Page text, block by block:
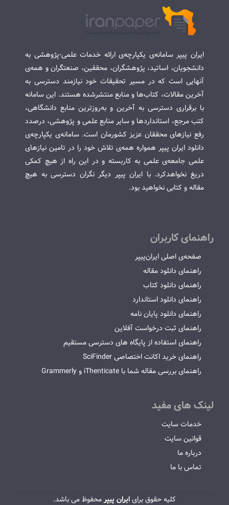
ایران پیپر سامانه‌ی یکپارچه‌ی ارائه خدمات علمی-پژوهشی به
دانشجویان، اساتید، پژوهشگران، محققین، صنعتگران و همه‌ی
آنهایی است که در مسیر تحقیقات خود نیازمند دسترسی به
آخرین مقالات، کتاب‌ها و منابع منتشرشده هستند. این سامانه
با برقراری دسترسی به آخرین و به‌روزترین منابع دانشگاهی،
کتب مرجع، استانداردها و سایر منابع علمی و پژوهشی، درصدد
رفع نیازهای محققان عزیز کشورمان است. سامانه‌ی یکپارچه‌ی
دانلود ایران پیپر همواره همه‌ی تلاش خود را در تامین نیازهای
علمی جامعه‌ی علمی به کاربسته و در این راه از هیچ کمکی
دریغ نخواهدکرد. با ایران پیپر دیگر نگران دسترسی به هیچ
مقاله و کتابی نخواهید بود.
راهنمای کاربران
صفحه‌ی اصلی ایران‌پیپر
راهنمای دانلود مقاله
راهنمای دانلود کتاب
راهنمای دانلود استاندارد
راهنمای دانلود پایان نامه
راهنمای ثبت درخواست آفلاین
راهنمای استفاده از پایگاه های دسترسی مستقیم
راهنمای خرید اکانت اختصاصی SciFinder
راهنمای بررسی مقاله شما با iThenticate و Grammerly
لینک های مفید
خدمات سایت
قوانین سایت
درباره ما
تماس با ما
کلیه حقوق برایایران پیپرمحفوظ می باشد.